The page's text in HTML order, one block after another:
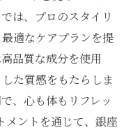
は、プロのスタイリ
適なケアプランを提
品質な成分を使用
た質感をもたらしま
、心も体もリフレッ
メントを通じて、銀座